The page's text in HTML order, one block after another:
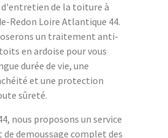
d'entretien de la toiture à
Redon Loire Atlantique 44.
un traitement anti-
en ardoise pour vous
durée de vie, une
et une protection
sûreté.
nous proposons un service
demoussage complet des